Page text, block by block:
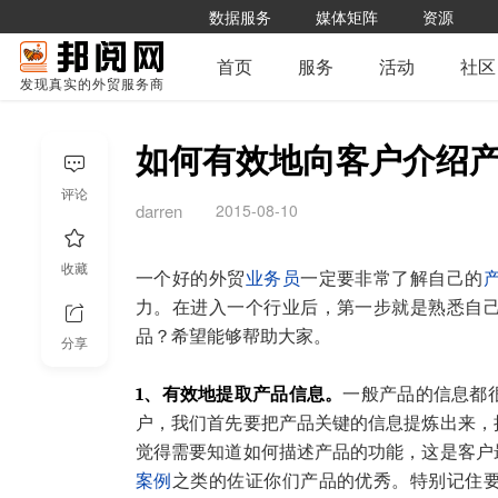
数据服务 媒体矩阵 资源
发现真实的外贸服务商
首页 服务 活动 社区
如何有效地向客户介绍
darren 2015-08-10
一个好的外贸业务员一定要非常了解自己的
力。在进入一个行业后，第一步就是熟悉自
品？希望能够帮助大家。
1、有效地提取产品信息。一般产品的信息都
户，我们首先要把产品关键的信息提炼出来
觉得需要知道如何描述产品的功能，这是客
案例 之类的佐证你们产品的优秀。特别记住
评论
收藏
分享